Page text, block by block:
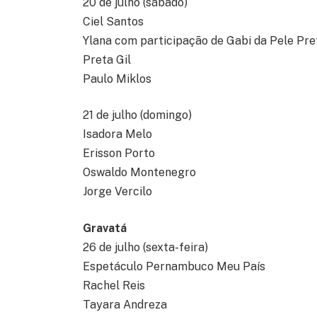
Ciel Santos
Ylana com participação de Gabi da Pele
Preta Gil
Paulo Miklos
21 de julho (domingo)
Isadora Melo
Erisson Porto
Oswaldo Montenegro
Jorge Vercilo
Gravatá
26 de julho (sexta-feira)
Espetáculo Pernambuco Meu País
Rachel Reis
Tayara Andreza